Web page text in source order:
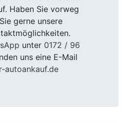
Haben Sie vorweg
gerne unsere
unter 0172 / 96
uns eine E-Mail
autoankauf.de